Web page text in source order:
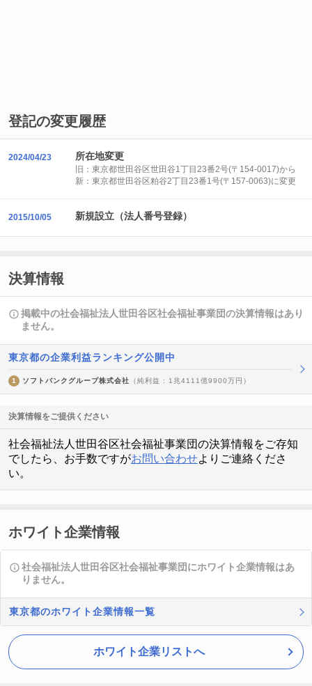
登記の変更履歴
2024/04/23 所在地変更
旧：東京都世田谷区世田谷1丁目23番2号(〒154-0017)から
新：東京都世田谷区粕谷2丁目23番1号(〒157-0063)に変更
2015/10/05 新規設立（法人番号登録）
決算情報
掲載中の社会福祉法人世田谷区社会福祉事業団の決算情報はあり
ません。
東京都の企業利益ランキング公開中
1 ソフトバンクグループ株式会社 （純利益 : 1兆4111億9900万円）
決算情報をご提供ください
社会福祉法人世田谷区社会福祉事業団の決算情報をご存知
でしたら、お手数ですがお問い合わせよりご連絡くださ
い。
ホワイト企業情報
社会福祉法人世田谷区社会福祉事業団にホワイト企業情報はあ
りません。
東京都のホワイト企業情報一覧
ホワイト企業リストへ